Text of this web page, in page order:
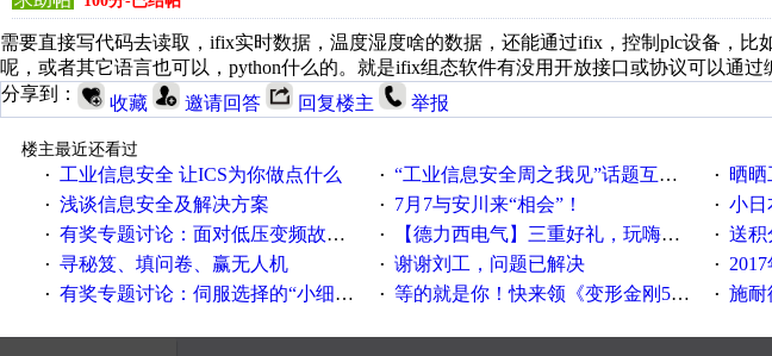
需要直接写代码去读取，ifix实时数据，温度湿度啥的数据，还能通过ifix，控制plc设备，比
呢，或者其它语言也可以，python什么的。就是ifix组态软件有没用开放接口或协议可以通
分享到：
收藏 邀请回答 回复楼主 举报
楼主最近还看过
·
工业信息安全 让ICS为你做点什么 · “工业信息安全周之我见”话题互动获奖名单发布公告 · 晒晒
· 浅谈信息安全及解决方案 · 7月7与安川来“相会”！ · 小日
· 有奖专题讨论：面对低压变频故障，老手是这样解决的！ · 【德力西电气】三重好礼，玩嗨夏日！ · 送积分
· 寻秘笈、填问卷、赢无人机 · 谢谢刘工，问题已解决 ·
· 有奖专题讨论：伺服选择的“小细节大学问”奖励公告 · 等的就是你！快来领《变形金刚5》观影券 · 施耐